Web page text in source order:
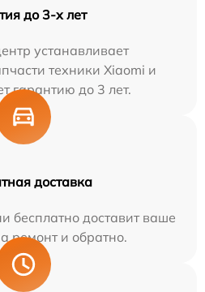
до 3-х лет
устанавливает
техники Xiaomi и
гарантию до 3 лет.
доставка
бесплатно доставит ваше
ремонт и обратно.